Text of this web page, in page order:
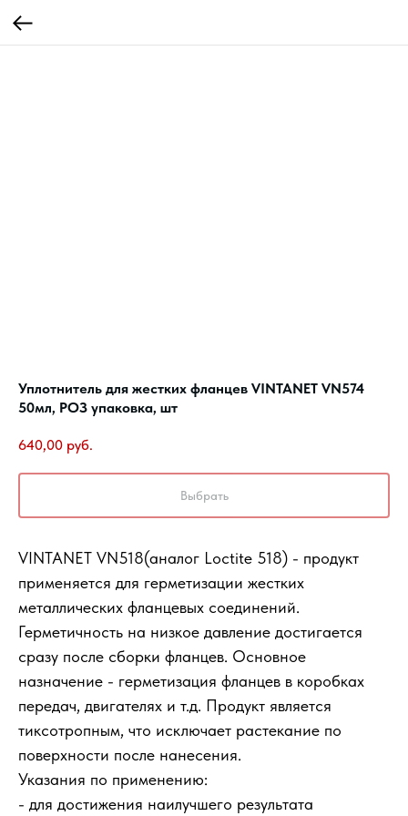
Уплотнитель для жестких фланцев VINTANET VN574
50мл, РОЗ упаковка, шт
640,00 руб.
Выбрать
VINTANET VN518(аналог Loctite 518) - продукт
применяется для герметизации жестких
металлических фланцевых соединений.
Герметичность на низкое давление достигается
сразу после сборки фланцев. Основное
назначение - герметизация фланцев в коробках
передач, двигателях и т.д. Продукт является
тиксотропным, что исключает растекание по
поверхности после нанесения.
Указания по применению:
- для достижения наилучшего результата